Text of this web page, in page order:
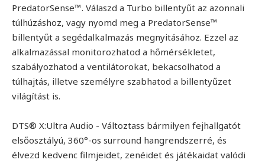
PredatorSense™. Válaszd a Turbo billentyűt az azonnali
túlhúzáshoz, vagy nyomd meg a PredatorSense™
billentyűt a segédalkalmazás megnyitásához. Ezzel az
alkalmazással monitorozhatod a hőmérsékletet,
szabályozhatod a ventilátorokat, bekacsolhatod a
túlhajtás, illetve személyre szabhatod a billentyűzet
világítást is.
DTS® X:Ultra Audio - Változtass bármilyen fejhallgatót
elsőosztályú, 360°-os surround hangrendszerré, és
élvezd kedvenc filmjeidet, zenéidet és játékaidat valódi